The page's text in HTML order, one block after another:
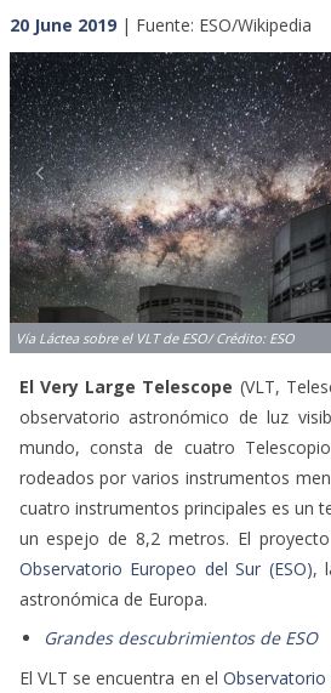
20 June 2019| Fuente: ESO/Wikipedia
Vía Láctea sobre el VLT de ESO/ Crédito: ESO
Previous
El Very Large Telescope (VLT,
observatorio astronómico de luz
mundo, consta de cuatro
rodeados por varios instrumentos
cuatro instrumentos principales es un
un espejo de 8,2 metros. El
Observatorio Europeo del Sur (ESO),
astronómica de Europa.
Grandes descubrimientos de ESO
El VLT se encuentra en elObservatorio